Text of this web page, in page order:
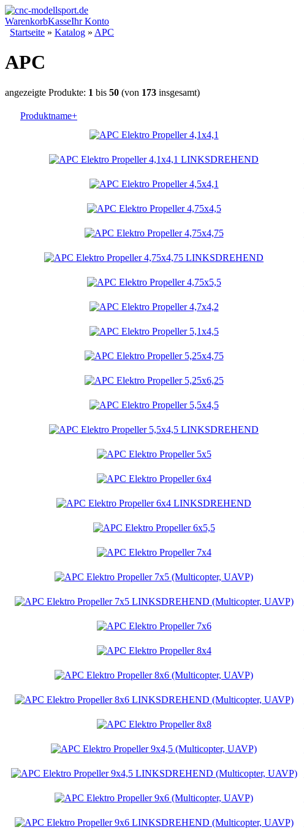
WarenkorbKasseIhr Konto
Startseite » Katalog » APC
APC
angezeigte Produkte: 1 bis 50 (von 173 insgesamt)
Produktname+